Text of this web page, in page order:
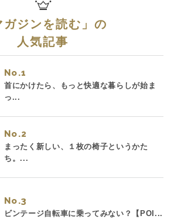
ガジンを読む 」の
人気記事
No.
首にかけたら、もっと快適な暮らしが始ま
っ...
No.
まったく新しい、１枚の椅子というかた
ち。...
No.
ビンテージ自転車に乗ってみない？【POI...